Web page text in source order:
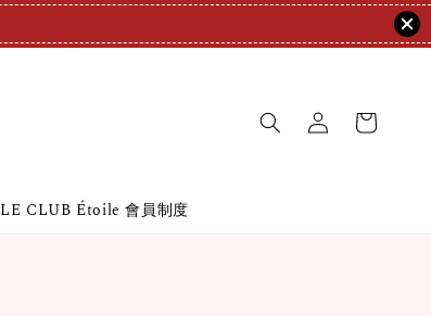
LE CLUB Étoile 會員制度